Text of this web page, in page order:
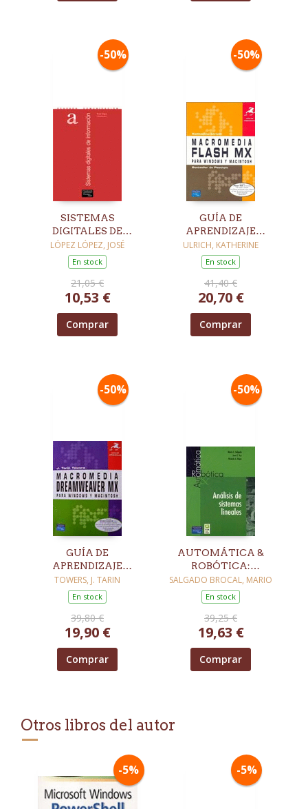
-50%
SISTEMAS
DIGITALES DE
INFORMACIÓN
LÓPEZ LÓPEZ, JOSÉ
En stock
21,05 €
10,53 €
Comprar
-50%
GUÍA DE
APRENDIZAJE
MACROMEDIA
FLASH PARA
WINDOWS Y
MACINTOSH
ULRICH, KATHERINE
En stock
41,40 €
20,70 €
Comprar
-50%
GUÍA DE
APRENDIZAJE
MACROMEDIA
DREAMWEAVER MX
2004 PARA
WINDOWS Y
MACINTOSH
TOWERS, J. TARIN
En stock
39,80 €
19,90 €
Comprar
-50%
AUTOMÁTICA &
ROBÓTICA:
ANÁLISIS DE
SISTEMAS
LINEALES
SALGADO BROCAL, MARIO
En stock
39,25 €
19,63 €
Comprar
Otros libros del autor
-5% -5%